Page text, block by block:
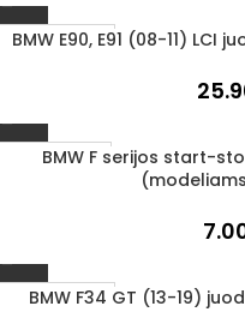
1–3 d. d.
BMW E90, E91 (08-11)
Išparduota
BMW F serijos start-
1–3 d. d.
BMW F34 GT (13-19)